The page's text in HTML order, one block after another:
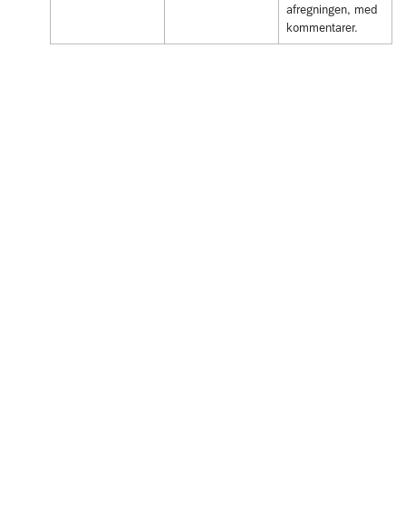
afregningen, med
kommentarer.